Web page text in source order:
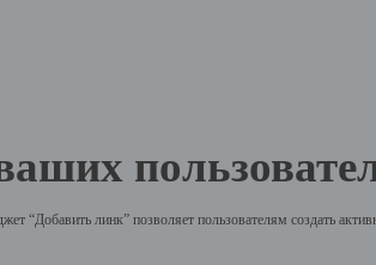
“Добавить линк” позволяет пользователям создать